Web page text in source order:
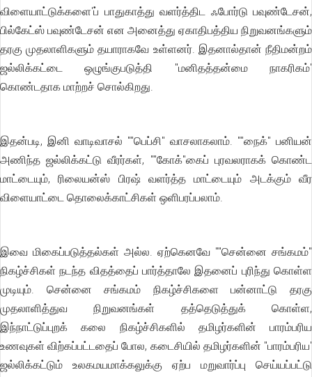
விளையாட்டுக்களை'ப் பாதுகாத்து வளர்த்திட ஃபோர்டு பவுண்டேசன்,
பில்கேட்ஸ் பவுண்டேசன் என அனைத்து ஏகாதிபத்திய நிறுவனங்களும்
தரகு முதலாளிகளும் தயாராகவே உள்ளனர். இதனால்தான் நீதிமன்றம்
ஜல்லிக்கட்டை ஒழுங்குபடுத்தி "மனிதத்தன்மை நாகரிகம்'
கொண்டதாக மாற்றச் சொல்கிறது.
இதன்படி, இனி வாடிவாசல் ""பெப்சி'' வாசலாகலாம். ""நைக்'' பனியன்
அணிந்த ஜல்லிக்கட்டு வீரர்கள், ""கோக்''கைப் புரவலராகக் கொண்ட
மாட்டையும், ரிலையன்ஸ் பிரஷ் வளர்த்த மாட்டையும் அடக்கும் வீர
விளையாட்டை தொலைக்காட்சிகள் ஒளிபரப்பலாம்.
இவை மிகைப்படுத்தல்கள் அல்ல. ஏற்கெனவே ""சென்னை சங்கமம்''
நிகழ்ச்சிகள் நடந்த விதத்தைப் பார்த்தாலே இதனைப் புரிந்து கொள்ள
முடியும். சென்னை சங்கமம் நிகழ்ச்சிகளை பன்னாட்டு தரகு
முதலாளித்துவ நிறுவனங்கள் தத்தெடுத்துக் கொள்ள,
இந்நாட்டுப்புறக் கலை நிகழ்ச்சிகளில் தமிழர்களின் பாரம்பரிய
உணவுகள் விற்கப்பட்டதைப் போல, கடைசியில் தமிழர்களின் "பாரம்பரிய'
ஜல்லிக்கட்டும் உலகமயமாக்கலுக்கு ஏற்ப மறுவார்ப்பு செய்யப்பட்டு